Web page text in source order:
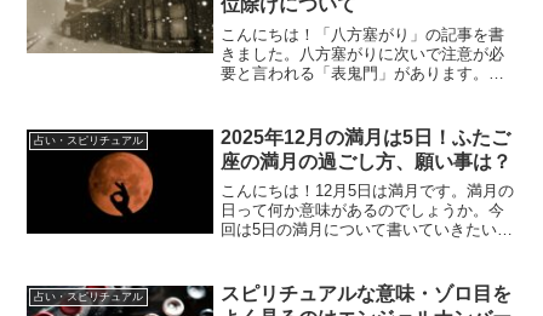
位除けについて
こんにちは！「八方塞がり」の記事を書
きました。八方塞がりに次いで注意が必
要と言われる「表鬼門」があります。今
window.adsbygoogle || []).pu...
占い・スピリチュアル
2025年12月の満月は5日！ふたご
座の満月の過ごし方、願い事は？
こんにちは！12月5日は満月です。満月の
日って何か意味があるのでしょうか。今
回は5日の満月について書いていきたいと
2025年12月の満月12月5日(金)8:15に満...
占い・スピリチュアル
スピリチュアルな意味・ゾロ目を